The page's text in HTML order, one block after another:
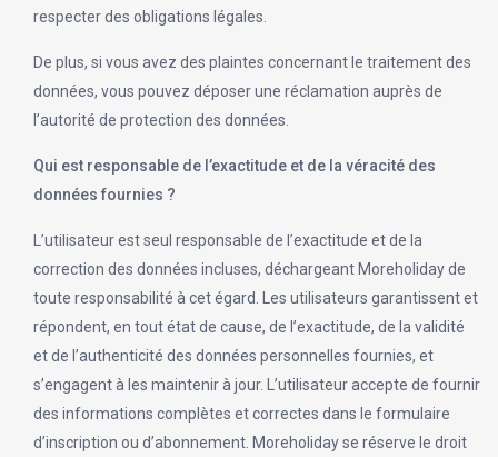
respecter des obligations légales.
De plus, si vous avez des plaintes concernant le traitement des
données, vous pouvez déposer une réclamation auprès de
l’autorité de protection des données.
Qui est responsable de l’exactitude et de la véracité des
données fournies ?
L’utilisateur est seul responsable de l’exactitude et de la
correction des données incluses, déchargeant Moreholiday de
toute responsabilité à cet égard. Les utilisateurs garantissent et
répondent, en tout état de cause, de l’exactitude, de la validité
et de l’authenticité des données personnelles fournies, et
s’engagent à les maintenir à jour. L’utilisateur accepte de fournir
des informations complètes et correctes dans le formulaire
d’inscription ou d’abonnement. Moreholiday se réserve le droit